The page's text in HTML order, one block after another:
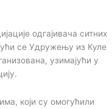
одгајивача ситних
се Удружењу из Куле
узимајући у
који су омогућили